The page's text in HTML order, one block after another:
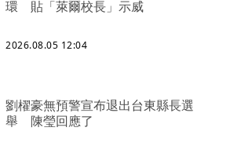
環 貼「萊爾校長」示威
2026.08.05 12:04
劉櫂豪無預警宣布退出台東縣長選
舉 陳瑩回應了